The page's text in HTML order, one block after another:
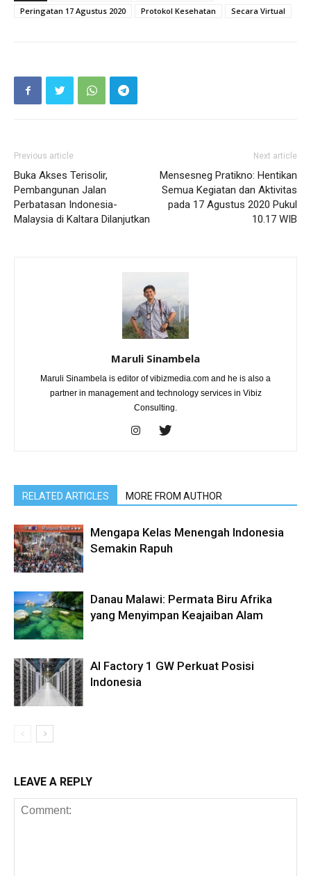
Peringatan 17 Agustus 2020
Protokol Kesehatan Secara Virtual
Previous article
Buka Akses Terisolir,
Pembangunan Jalan
Perbatasan Indonesia-
Malaysia di Kaltara Dilanjutkan
Next article
Mensesneg Pratikno: Hentikan
Semua Kegiatan dan Aktivitas
pada 17 Agustus 2020 Pukul
10.17 WIB
Maruli Sinambela
Maruli Sinambela is editor of vibizmedia.com and he is also a
partner in management and technology services in Vibiz
Consulting.
RELATED ARTICLES MORE FROM AUTHOR
Mengapa Kelas Menengah Indonesia
Semakin Rapuh
Danau Malawi: Permata Biru Afrika
yang Menyimpan Keajaiban Alam
AI Factory 1 GW Perkuat Posisi
Indonesia
LEAVE A REPLY